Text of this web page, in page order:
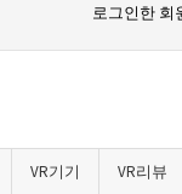
로그인한 회
VR기기 VR리뷰